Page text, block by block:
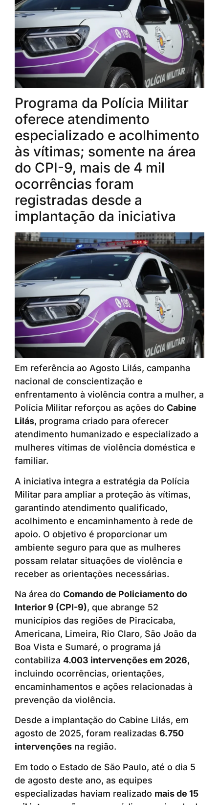
Programa da Polícia Militar
oferece atendimento
especializado e acolhimento
às vítimas; somente na área
do CPI-9, mais de 4 mil
ocorrências foram
registradas desde a
implantação da iniciativa
Em referência ao Agosto Lilás, campanha
nacional de conscientização e
enfrentamento à violência contra a mulher, a
Polícia Militar reforçou as ações do Cabine
Lilás, programa criado para oferecer
atendimento humanizado e especializado a
mulheres vítimas de violência doméstica e
familiar.
A iniciativa integra a estratégia da Polícia
Militar para ampliar a proteção às vítimas,
garantindo atendimento qualificado,
acolhimento e encaminhamento à rede de
apoio. O objetivo é proporcionar um
ambiente seguro para que as mulheres
possam relatar situações de violência e
receber as orientações necessárias.
Na área do Comando de Policiamento do
Interior 9 (CPI-9), que abrange 52
municípios das regiões de Piracicaba,
Americana, Limeira, Rio Claro, São João da
Boa Vista e Sumaré, o programa já
contabiliza 4.003 intervenções em 2026,
incluindo ocorrências, orientações,
encaminhamentos e ações relacionadas à
prevenção da violência.
Desde a implantação do Cabine Lilás, em
agosto de 2025, foram realizadas 6.750
intervenções na região.
Em todo o Estado de São Paulo, até o dia 5
de agosto deste ano, as equipes
especializadas haviam realizado mais de 15